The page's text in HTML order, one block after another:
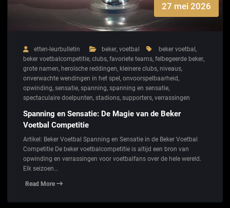
27 mei 2026
etten-leurbulletin beker, voetbal beker voetbal,
beker voetbalcompetitie, clubs, favoriete teams, felbegeerde beker,
grote namen, heroïsche reddingen, kleinere clubs, niveaus,
onverwachte wendingen in het spel, onvoorspelbaarheid,
opwinding, sensatie, spanning, spanning en sensatie,
spectaculaire doelpunten, stadions, supporters, verrassingen
Spanning en Sensatie: De Magie van de Beker
Voetbal Competitie
Artikel: Beker Voetbal Spanning en Sensatie in de Beker Voetbal
Competitie De beker voetbalcompetitie is altijd een bron van
opwinding en verrassingen voor voetbalfans over de hele wereld.
Elk seizoen…
Read More